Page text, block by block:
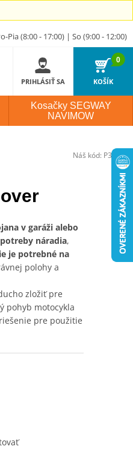
Pia (8:00 - 17:00) | So (9:00 - 12:00)
PRIHLÁSIŤ SA
0
KOŠÍK
Kosačky SEGWAY
NAVIMOW
v garáži alebo
náradia,
je potrebné na
polohy a
zložiť pre
pohyb motocykla
pre použitie
Náš kód: P384403